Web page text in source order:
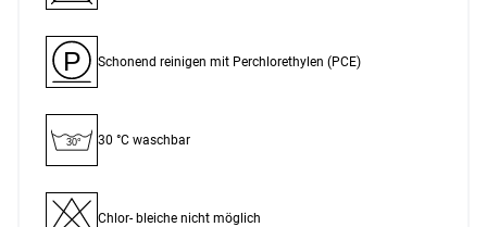
P Schonend reinigen mit Perchlor­ethylen (PCE)
30° 30 °C waschbar
Chlor- bleiche nicht möglich